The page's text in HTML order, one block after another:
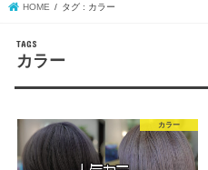
HOME タグ : カラー
カラー
カラー